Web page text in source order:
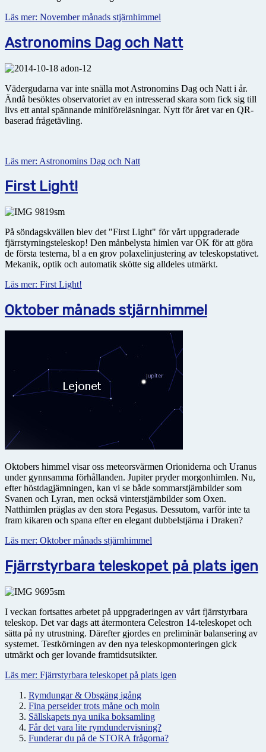
Läs mer: November månads stjärnhimmel
Astronomins Dag och Natt
Vädergudarna var inte snälla mot Astronomins Dag och Natt i år.
Ändå besöktes observatoriet av en intresserad skara som fick sig till
livs ett antal spännande miniföreläsningar. Nytt för året var en QR-
baserad frågetävling.
Läs mer: Astronomins Dag och Natt
First Light!
På söndagskvällen blev det "First Light" för vårt uppgraderade
fjärrstyrningsteleskop! Den månbelysta himlen var OK för att göra
de första testerna, bl a en grov polaxelinjustering av teleskopstativet.
Mekanik, optik och automatik skötte sig alldeles utmärkt.
Läs mer: First Light!
Oktober månads stjärnhimmel
Oktobers himmel visar oss meteorsvärmen Orioniderna och Uranus
under gynnsamma förhållanden. Jupiter pryder morgonhimlen. Nu,
efter höstdagjämningen, kan vi se både sommarstjärnbilder som
Svanen och Lyran, men också vinterstjärnbilder som Oxen.
Natthimlen präglas av den stora Pegasus. Dessutom, varför inte ta
fram kikaren och spana efter en elegant dubbelstjärna i Draken?
Läs mer: Oktober månads stjärnhimmel
Fjärrstyrbara teleskopet på plats igen
I veckan fortsattes arbetet på uppgraderingen av vårt fjärrstyrbara
teleskop. Det var dags att återmontera Celestron 14-teleskopet och
sätta på ny utrustning. Därefter gjordes en preliminär balansering av
systemet. Testkörningen av den nya teleskopmonteringen gick
utmärkt och ger lovande framtidsutsikter.
Läs mer: Fjärrstyrbara teleskopet på plats igen
Rymdungar & Obsgäng igång
Fina perseider trots måne och moln
Sällskapets nya unika boksamling
Får det vara lite rymdundervisning?
Funderar du på de STORA frågorna?